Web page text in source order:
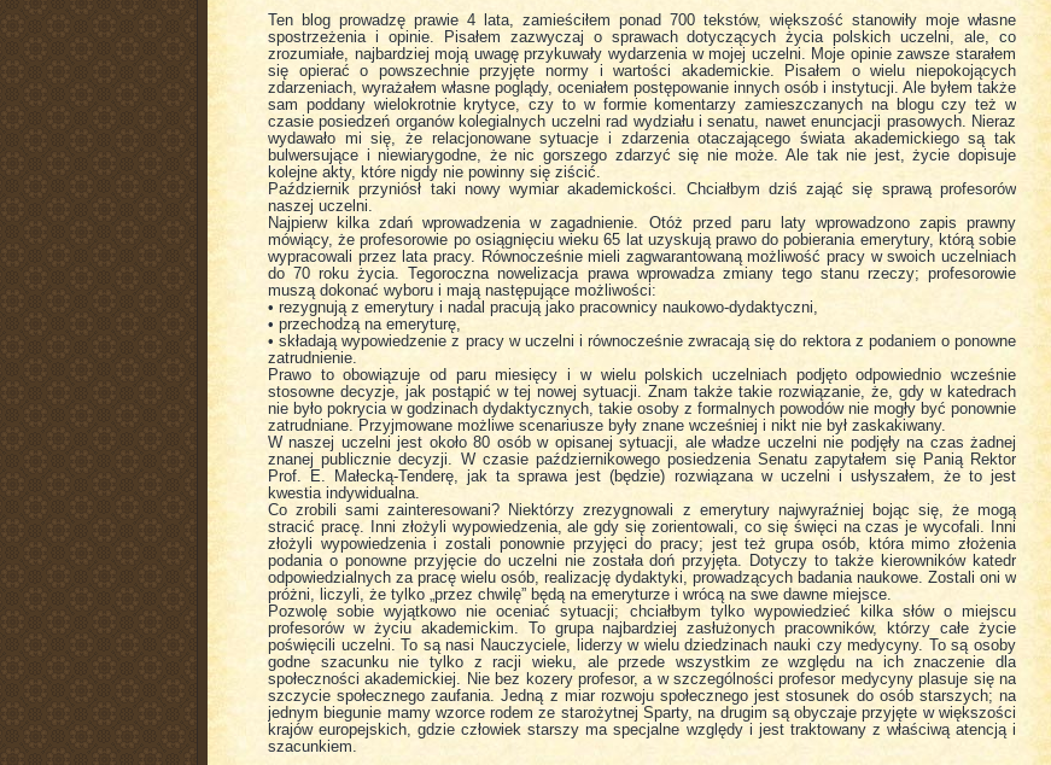
Ten blog prowadzę prawie 4 lata, zamieściłem ponad 700 tekstów, większość stanowiły moje własne
spostrzeżenia i opinie. Pisałem zazwyczaj o sprawach dotyczących życia polskich uczelni, ale, co
zrozumiałe, najbardziej moją uwagę przykuwały wydarzenia w mojej uczelni. Moje opinie zawsze starałem
się opierać o powszechnie przyjęte normy i wartości akademickie. Pisałem o wielu niepokojących
zdarzeniach, wyrażałem własne poglądy, oceniałem postępowanie innych osób i instytucji. Ale byłem także
sam poddany wielokrotnie krytyce, czy to w formie komentarzy zamieszczanych na blogu czy też w
czasie posiedzeń organów kolegialnych uczelni rad wydziału i senatu, nawet enuncjacji prasowych. Nieraz
wydawało mi się, że relacjonowane sytuacje i zdarzenia otaczającego świata akademickiego są tak
bulwersujące i niewiarygodne, że nic gorszego zdarzyć się nie może. Ale tak nie jest, życie dopisuje
kolejne akty, które nigdy nie powinny się ziścić.
Październik przyniósł taki nowy wymiar akademickości. Chciałbym dziś zająć się sprawą profesorów
naszej uczelni.
Najpierw kilka zdań wprowadzenia w zagadnienie. Otóż przed paru laty wprowadzono zapis prawny
mówiący, że profesorowie po osiągnięciu wieku 65 lat uzyskują prawo do pobierania emerytury, którą sobie
wypracowali przez lata pracy. Równocześnie mieli zagwarantowaną możliwość pracy w swoich uczelniach
do 70 roku życia. Tegoroczna nowelizacja prawa wprowadza zmiany tego stanu rzeczy; profesorowie
muszą dokonać wyboru i mają następujące możliwości:
• rezygnują z emerytury i nadal pracują jako pracownicy naukowo-dydaktyczni,
• przechodzą na emeryturę,
• składają wypowiedzenie z pracy w uczelni i równocześnie zwracają się do rektora z podaniem o ponowne
zatrudnienie.
Prawo to obowiązuje od paru miesięcy i w wielu polskich uczelniach podjęto odpowiednio wcześnie
stosowne decyzje, jak postąpić w tej nowej sytuacji. Znam także takie rozwiązanie, że, gdy w katedrach
nie było pokrycia w godzinach dydaktycznych, takie osoby z formalnych powodów nie mogły być ponownie
zatrudniane. Przyjmowane możliwe scenariusze były znane wcześniej i nikt nie był zaskakiwany.
W naszej uczelni jest około 80 osób w opisanej sytuacji, ale władze uczelni nie podjęły na czas żadnej
znanej publicznie decyzji. W czasie październikowego posiedzenia Senatu zapytałem się Panią Rektor
Prof. E. Małecką-Tenderę, jak ta sprawa jest (będzie) rozwiązana w uczelni i usłyszałem, że to jest
kwestia indywidualna.
Co zrobili sami zainteresowani? Niektórzy zrezygnowali z emerytury najwyraźniej bojąc się, że mogą
stracić pracę. Inni złożyli wypowiedzenia, ale gdy się zorientowali, co się święci na czas je wycofali. Inni
złożyli wypowiedzenia i zostali ponownie przyjęci do pracy; jest też grupa osób, która mimo złożenia
podania o ponowne przyjęcie do uczelni nie została doń przyjęta. Dotyczy to także kierowników katedr
odpowiedzialnych za pracę wielu osób, realizację dydaktyki, prowadzących badania naukowe. Zostali oni w
próżni, liczyli, że tylko „przez chwilę” będą na emeryturze i wrócą na swe dawne miejsce.
Pozwolę sobie wyjątkowo nie oceniać sytuacji; chciałbym tylko wypowiedzieć kilka słów o miejscu
profesorów w życiu akademickim. To grupa najbardziej zasłużonych pracowników, którzy całe życie
poświęcili uczelni. To są nasi Nauczyciele, liderzy w wielu dziedzinach nauki czy medycyny. To są osoby
godne szacunku nie tylko z racji wieku, ale przede wszystkim ze względu na ich znaczenie dla
społeczności akademickiej. Nie bez kozery profesor, a w szczególności profesor medycyny plasuje się na
szczycie społecznego zaufania. Jedną z miar rozwoju społecznego jest stosunek do osób starszych; na
jednym biegunie mamy wzorce rodem ze starożytnej Sparty, na drugim są obyczaje przyjęte w większości
krajów europejskich, gdzie człowiek starszy ma specjalne względy i jest traktowany z właściwą atencją i
szacunkiem.